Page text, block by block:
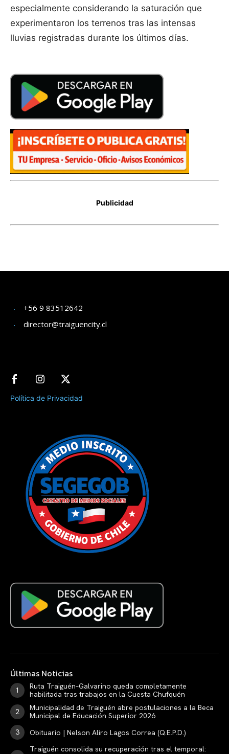
+56 9 83512642
director@traiguencity.cl
Política de Privacidad
Últimas Noticias
Ruta Traiguén–Galvarino queda completamente
habilitada tras trabajos en la Cuesta Chufquén
Municipalidad de Traiguén abre postulaciones a la Beca
Municipal de Educación Superior 2026
Obituario | Nelson Aliro Lagos Correa (Q.E.P.D.)
Traiguén consolida su recuperación tras el temporal: